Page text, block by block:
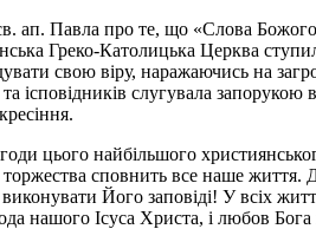
св. ап. Павла про те, що «Слова
Греко-Католицька Церква
свою віру, наражаючись на
слугувала запорукою
цього найбільшого
сповнить все наше життя.
Його заповіді! У всіх
нашого Ісуса Христа, і любов Бога